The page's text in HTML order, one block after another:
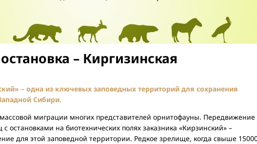
– Киргизинская
– одна из ключевых заповедных территорий для сохранения
Сибири.
миграции многих представителей орнитофауны. Передвижение
остановками на биотехнических полях заказника «Кирзинский» –
для этой заповедной территории. Редкое зрелище, когда свыше